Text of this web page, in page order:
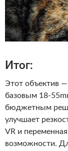
Итог:
Этот объектив
базовым 18-
бюджетным
улучшает
VR и
возможности.